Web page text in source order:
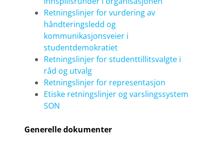
Retningslinjer for vurdering av
håndteringsledd og
kommunikasjonsveier i
studentdemokratiet
Retningslinjer for studenttillitsvalgte i
råd og utvalg
Retningslinjer for representasjon
Etiske retningslinjer og varslingssystem
SON
Generelle dokumenter